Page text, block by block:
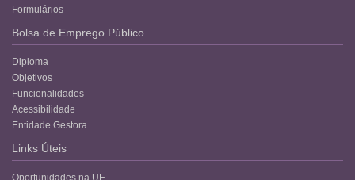
Formulários
Bolsa de Emprego Público
Diploma
Objetivos
Funcionalidades
Acessibilidade
Entidade Gestora
Links Úteis
Oportunidades na UE